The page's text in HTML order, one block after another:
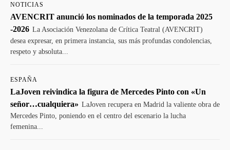
NOTICIAS
AVENCRIT anunció los nominados de la temporada 2025
-2026 La Asociación Venezolana de Crítica Teatral (AVENCRIT)
desea expresar, en primera instancia, sus más profundas condolencias,
respeto y absoluta...
ESPAÑA
LaJoven reivindica la figura de Mercedes Pinto con «Un
señor…cualquiera» LaJoven recupera en Madrid la valiente obra de
Mercedes Pinto, poniendo en el centro del escenario la lucha
femenina...